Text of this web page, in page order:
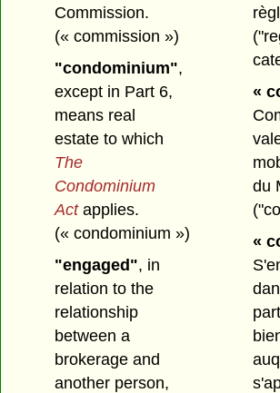
Commission.
(« commission »)
"condominium",
except in Part 6,
means real
estate to which
The
Condominium
Actapplies.
(« condominium »)
"engaged", in
relation to the
relationship
between a
brokerage and
another person,
«
du
«